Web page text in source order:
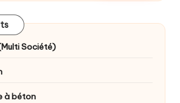
Société)
à béton